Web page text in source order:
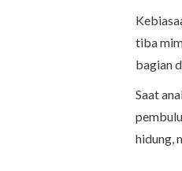
tiba
bagian
Saat
hidung,